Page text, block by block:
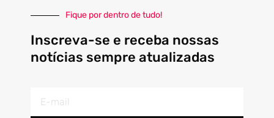
Fique por dentro de tudo!
Inscreva-se e receba nossas
notícias sempre atualizadas
mail